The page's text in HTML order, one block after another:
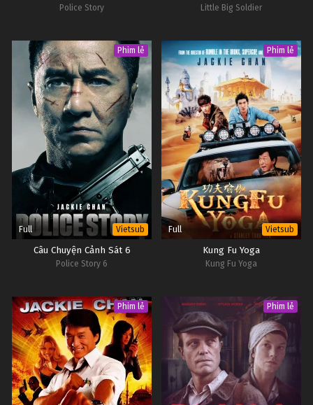
Police Story Little Big Soldier
Phim lẻ
Full Vietsub
Câu Chuyện Cảnh Sát 6
Police Story 6
Phim lẻ
Full Vietsub
Kung Fu Yoga
Kung Fu Yoga
Phim lẻ Phim lẻ